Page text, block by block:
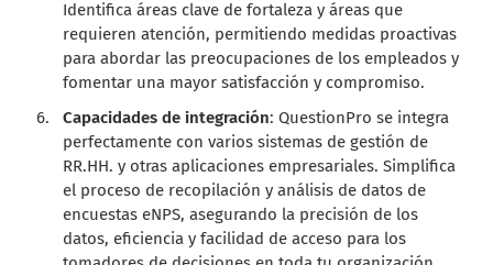
Identifica áreas clave de fortaleza y áreas que
requieren atención, permitiendo medidas proactivas
para abordar las preocupaciones de los empleados y
fomentar una mayor satisfacción y compromiso.
Capacidades de integración: QuestionPro se integra
perfectamente con varios sistemas de gestión de
RR.HH. y otras aplicaciones empresariales. Simplifica
el proceso de recopilación y análisis de datos de
encuestas eNPS, asegurando la precisión de los
datos, eficiencia y facilidad de acceso para los